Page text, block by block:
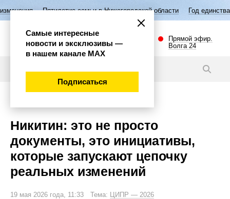
семьи в Нижегородской области Год единства народов России
Прямой эфир.
Волга 24
Никитин: это не просто
документы, это инициативы,
которые запускают цепочку
реальных изменений
19 мая 2026 года, 11:33 Тема: ЦИПР — 2026
Самые интересные
новости и эксклюзивы —
в нашем канале МАХ
Подписаться